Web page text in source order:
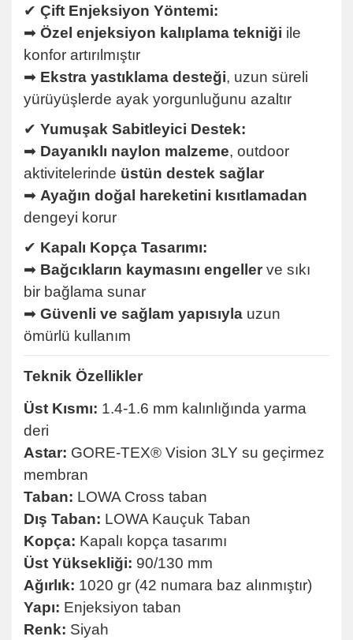
✔ Çift Enjeksiyon Yöntemi:
➡ Özel enjeksiyon kalıplama tekniği ile
konfor artırılmıştır
➡ Ekstra yastıklama desteği, uzun süreli
yürüyüşlerde ayak yorgunluğunu azaltır
✔ Yumuşak Sabitleyici Destek:
➡ Dayanıklı naylon malzeme, outdoor
aktivitelerinde üstün destek sağlar
➡ Ayağın doğal hareketini kısıtlamadan
dengeyi korur
✔ Kapalı Kopça Tasarımı:
➡ Bağcıkların kaymasını engeller ve sıkı
bir bağlama sunar
➡ Güvenli ve sağlam yapısıyla uzun
ömürlü kullanım
Teknik Özellikler
Üst Kısmı: 1.4-1.6 mm kalınlığında yarma
deri
Astar: GORE-TEX® Vision 3LY su geçirmez
membran
Taban: LOWA Cross taban
Dış Taban: LOWA Kauçuk Taban
Kopça: Kapalı kopça tasarımı
Üst Yüksekliği: 90/130 mm
Ağırlık: 1020 gr (42 numara baz alınmıştır)
Yapı: Enjeksiyon taban
Renk: Siyah